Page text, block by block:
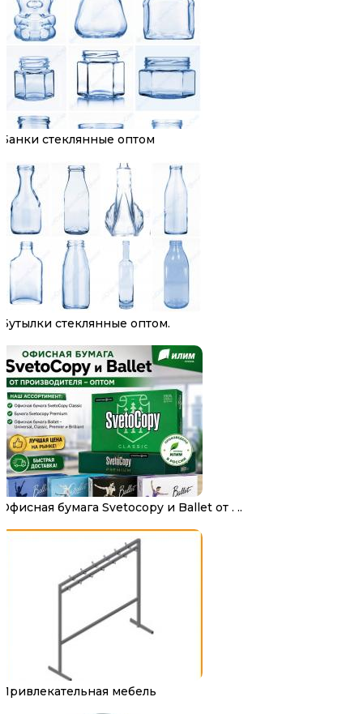
Банки стеклянные оптом
Бутылки стеклянные оптом.
Офисная бумага Svetocopy и Ballet от . ..
Привлекательная мебель